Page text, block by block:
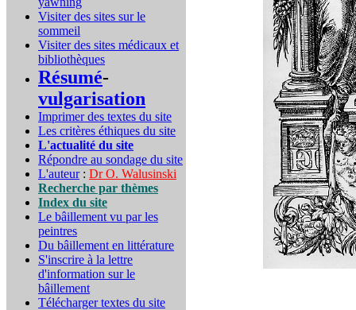
Visiter des sites sur le
sommeil
Visiter des sites médicaux et
bibliothèques
Résumé-
vulgarisation
Imprimer des textes du site
Les critères éthiques du site
L'actualité du site
Répondre au sondage du site
L'auteur: Dr O. Walusinski
Recherche par thèmes
Index du site
Le bâillement vu par les
peintres
Du bâillement en littérature
S'inscrire à la lettre
d'information sur le
bâillement
Télécharger textes du site